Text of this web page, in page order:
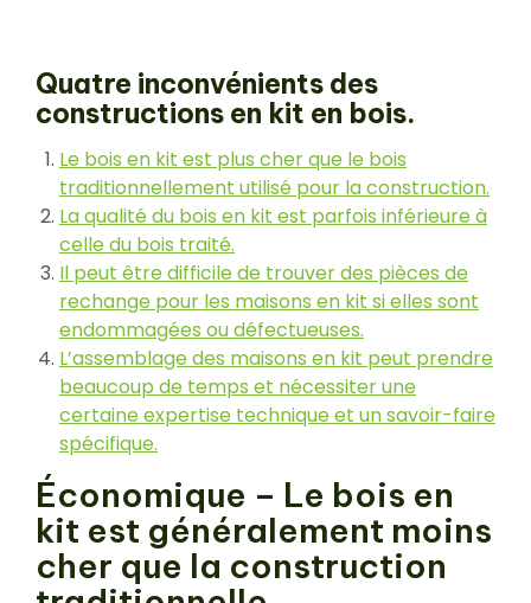
Quatre inconvénients des
constructions en kit en bois.
Le bois en kit est plus cher que le bois
traditionnellement utilisé pour la construction.
La qualité du bois en kit est parfois inférieure à
celle du bois traité.
Il peut être difficile de trouver des pièces de
rechange pour les maisons en kit si elles sont
endommagées ou défectueuses.
L’assemblage des maisons en kit peut prendre
beaucoup de temps et nécessiter une
certaine expertise technique et un savoir-faire
spécifique.
Économique – Le bois en
kit est généralement moins
cher que la construction